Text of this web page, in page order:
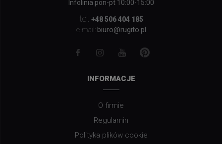
Infolinia pon-pt 10:00-15:00
tel. +48 506 404 185
e-mail: biuro@rugito.pl
INFORMACJE
O firmie
Regulamin
Polityka plików cookie